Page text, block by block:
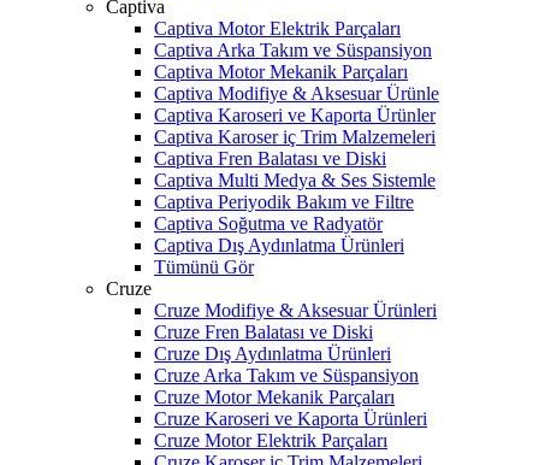
Captiva
Captiva Motor Elektrik Parçaları
Captiva Arka Takım ve Süspansiyon
Captiva Motor Mekanik Parçaları
Captiva Modifiye & Aksesuar Ürünle
Captiva Karoseri ve Kaporta Ürünler
Captiva Karoser iç Trim Malzemeleri
Captiva Fren Balatası ve Diski
Captiva Multi Medya & Ses Sistemle
Captiva Periyodik Bakım ve Filtre
Captiva Soğutma ve Radyatör
Captiva Dış Aydınlatma Ürünleri
Tümünü Gör
Cruze
Cruze Modifiye & Aksesuar Ürünleri
Cruze Fren Balatası ve Diski
Cruze Dış Aydınlatma Ürünleri
Cruze Arka Takım ve Süspansiyon
Cruze Motor Mekanik Parçaları
Cruze Karoseri ve Kaporta Ürünleri
Cruze Motor Elektrik Parçaları